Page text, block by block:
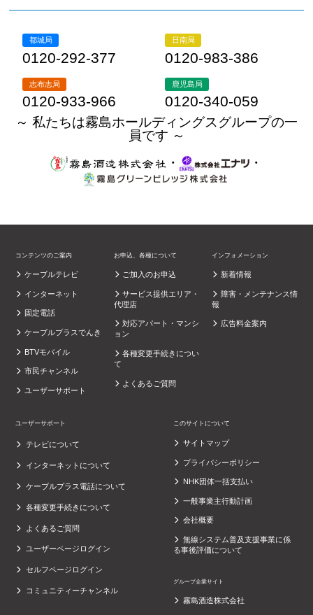
都城局
0120-292-377
日南局
0120-983-386
志布志局
0120-933-966
鹿児島局
0120-340-059
～ 私たちは霧島ホールディングスグループの一
員です ～
・
・
コンテンツのご案内
ケーブルテレビ
インターネット
固定電話
ケーブルプラスでんき
BTVモバイル
市民チャンネル
ユーザーサポート
お申込、各種について
ご加入のお申込
サービス提供エリア・
代理店
対応アパート・マンシ
ョン
各種変更手続きについ
て
よくあるご質問
インフォメーション
新着情報
障害・メンテナンス情
報
広告料金案内
ユーザーサポート
テレビについて
インターネットについて
ケーブルプラス電話について
各種変更手続きについて
よくあるご質問
ユーザーページログイン
セルフページログイン
コミュニティーチャンネル
このサイトについて
サイトマップ
プライバシーポリシー
NHK団体一括支払い
一般事業主行動計画
会社概要
無線システム普及支援事業に係
る事後評価について
グループ企業サイト
霧島酒造株式会社